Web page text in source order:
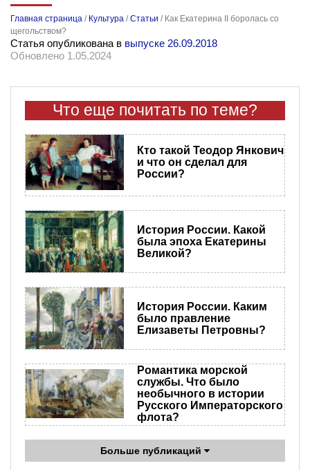
Главная страница / Культура /Статьи / Как Екатерина II боролась со
щегольством?
Статья опубликована в выпуске 26.09.2018
Обновлено 1.05.2024
Что еще почитать по теме?
Кто такой Теодор Янкович
и что он сделал для
России?
История России. Какой
была эпоха Екатерины
Великой?
История России. Каким
было правление
Елизаветы Петровны?
Романтика морской
службы. Что было
необычного в истории
Русского Императорского
флота?
Больше публикаций